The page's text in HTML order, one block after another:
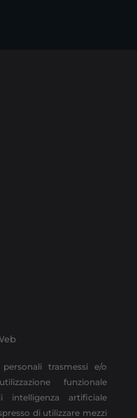
trasmessi e/o
funzionale
intelligenza artificiale
di utilizzare mezzi